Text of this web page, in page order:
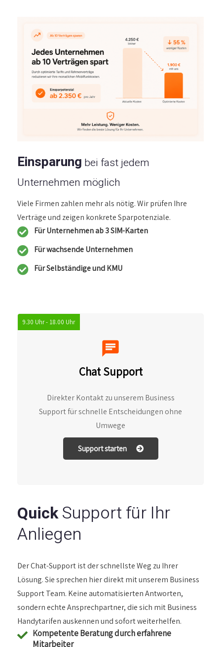
Einsparung bei fast jedem
Unternehmen möglich
Viele Firmen zahlen mehr als nötig. Wir prüfen Ihre
Verträge und zeigen konkrete Sparpotenziale.
Für Unternehmen ab 3 SIM-Karten
Für wachsende Unternehmen
Für Selbständige und KMU
Chat Support
Direkter Kontakt zu unserem Business
Support für schnelle Entscheidungen ohne
Umwege
Support starten
9.30 Uhr - 18.00 Uhr
QuickSupport für Ihr
Anliegen
Der Chat-Support ist der schnellste Weg zu Ihrer
Lösung. Sie sprechen hier direkt mit unserem Business
Support Team. Keine automatisierten Antworten,
sondern echte Ansprechpartner, die sich mit Business
Handytarifen auskennen und sofort weiterhelfen.
Kompetente Beratung durch erfahrene
Mitarbeiter